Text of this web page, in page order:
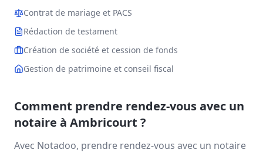
Contrat de mariage et PACS
Rédaction de testament
Création de société et cession de fonds
Gestion de patrimoine et conseil fiscal
Comment prendre rendez-vous avec un
notaire à Ambricourt ?
Avec Notadoo, prendre rendez-vous avec un notaire